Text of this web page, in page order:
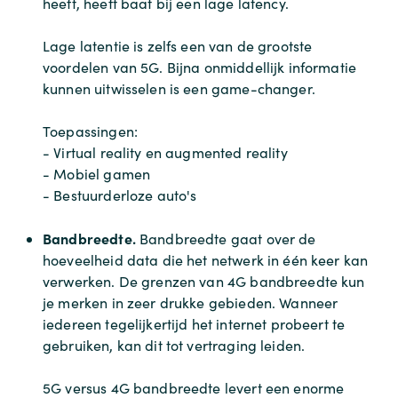
Lage latentie is zelfs een van de grootste
voordelen van 5G. Bijna onmiddellijk informatie
kunnen uitwisselen is een game-changer.
Toepassingen:
- Virtual reality en augmented reality
- Mobiel gamen
- Bestuurderloze auto's
Bandbreedte.Bandbreedte gaat over de
hoeveelheid data die het netwerk in één keer kan
verwerken. De grenzen van 4G bandbreedte kun
je merken in zeer drukke gebieden. Wanneer
iedereen tegelijkertijd het internet probeert te
gebruiken, kan dit tot vertraging leiden.
5G versus 4G bandbreedte levert een enorme